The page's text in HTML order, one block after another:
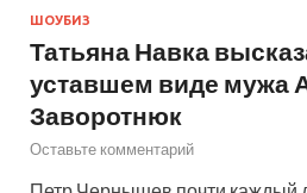
ШОУБИЗ
Татьяна Навка
уставшем виде мужа
Заворотнюк
Оставьте комментарий